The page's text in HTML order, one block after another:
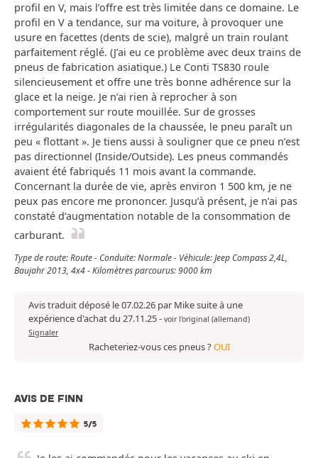
profil en V, mais l’offre est très limitée dans ce domaine. Le
profil en V a tendance, sur ma voiture, à provoquer une
usure en facettes (dents de scie), malgré un train roulant
parfaitement réglé. (J’ai eu ce problème avec deux trains de
pneus de fabrication asiatique.) Le Conti TS830 roule
silencieusement et offre une très bonne adhérence sur la
glace et la neige. Je n’ai rien à reprocher à son
comportement sur route mouillée. Sur de grosses
irrégularités diagonales de la chaussée, le pneu paraît un
peu « flottant ». Je tiens aussi à souligner que ce pneu n’est
pas directionnel (Inside/Outside). Les pneus commandés
avaient été fabriqués 11 mois avant la commande.
Concernant la durée de vie, après environ 1 500 km, je ne
peux pas encore me prononcer. Jusqu’à présent, je n’ai pas
constaté d’augmentation notable de la consommation de
carburant.
Type de route: Route - Conduite: Normale - Véhicule: Jeep Compass 2,4L,
Baujahr 2013, 4x4 - Kilomètres parcourus: 9000 km
Avis traduit déposé le 07.02.26 par Mike suite à une
expérience d'achat du 27.11.25- voir l'original (allemand)
Signaler
Racheteriez-vous ces pneus ?OUI
AVIS DE FINN
5/5